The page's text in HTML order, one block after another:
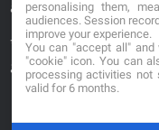
actualizados.
** Los precios
garantiza su veracidad.
personalising them,
audiences. Session
improve your experience.
You can "accept all"
"cookie" icon. You can
processing activities
valid for 6 months.